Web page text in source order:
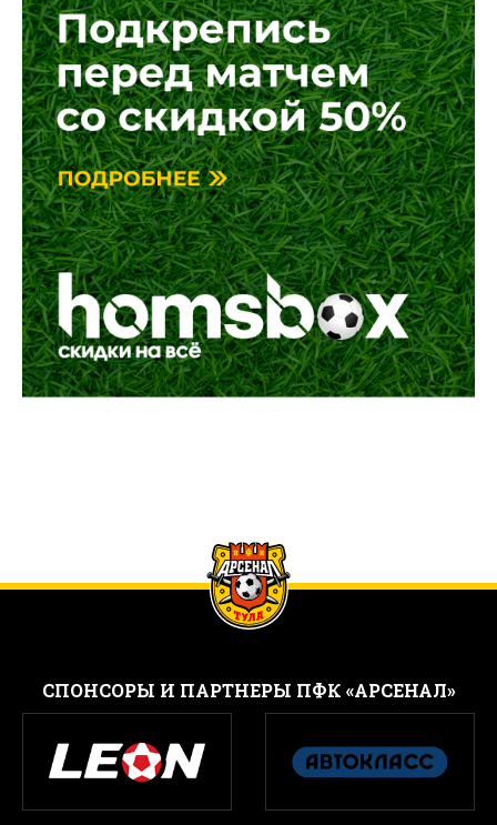
CПОНСОРЫ И ПАРТНЕРЫ ПФК «АРСЕНАЛ»